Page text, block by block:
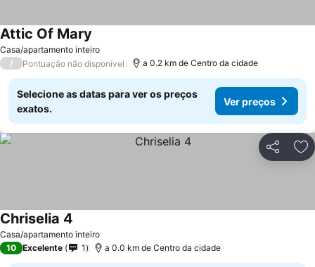
Casa/apartamento inteiro
Attic Of Mary
/ Pontuação não disponível a 0.2 km de Centro da cidade
Selecione as datas para ver os preços
exatos.
Ver preços
Partilhar
Casa/apartamento inteiro
Chriselia 4
10 Excelente 1 a 0.0 km de Centro da cidade